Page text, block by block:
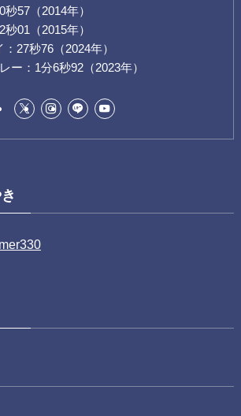
57（2014年）
01（2015年）
27秒76（2024年）
ー：1分6秒92（2023年）